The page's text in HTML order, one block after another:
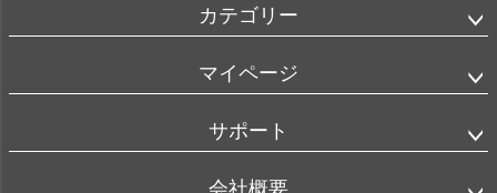
カテゴリー
マイページ
サポート